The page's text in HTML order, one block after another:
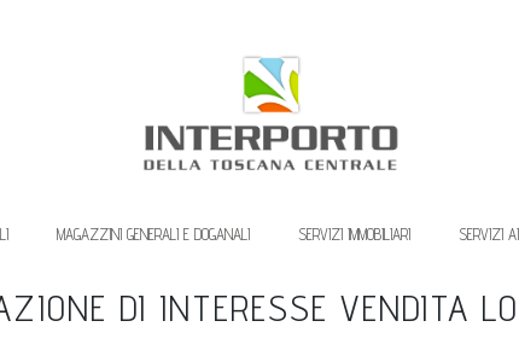
MAGAZZINI GENERALI E DOGANALI SERVIZI IMMOBILIARI SERVIZI
DI INTERESSE VENDITA